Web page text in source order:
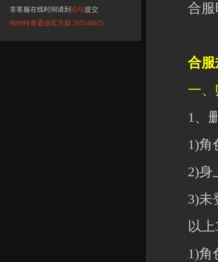
非客服在线时间请到 论坛提交
8090传奇霸业官方群:565144875
合服
合服
一、
1、删
1)角
2)身
3)未登
以上3
1)角